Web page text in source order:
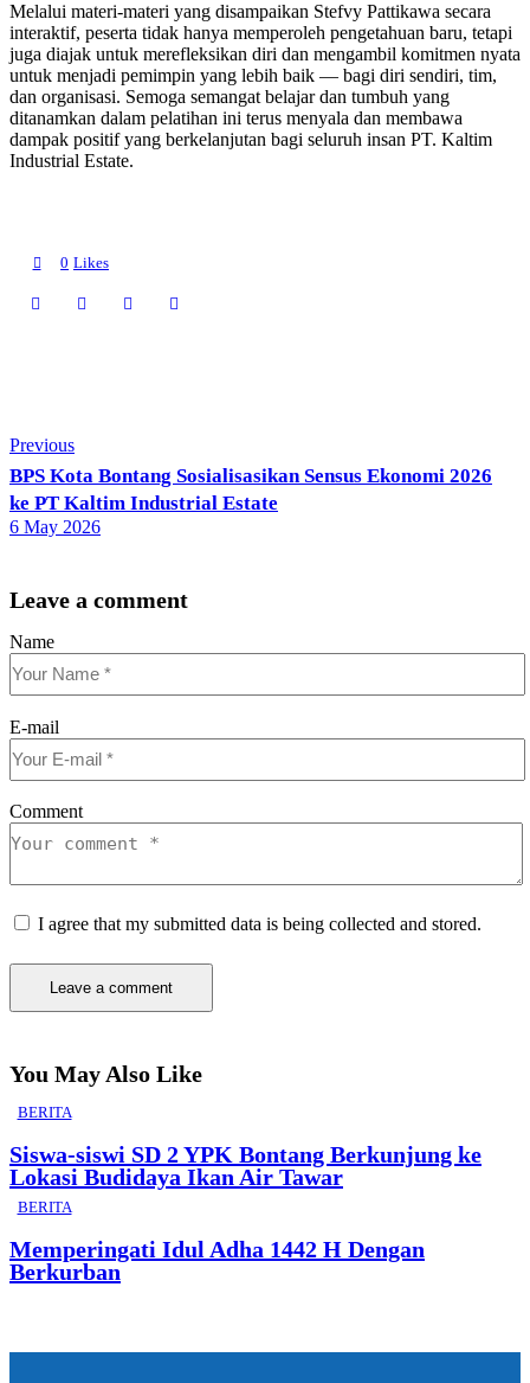
Melalui materi-materi yang disampaikan Stefvy Pattikawa secara
interaktif, peserta tidak hanya memperoleh pengetahuan baru, tetapi
juga diajak untuk merefleksikan diri dan mengambil komitmen nyata
untuk menjadi pemimpin yang lebih baik — bagi diri sendiri, tim,
dan organisasi. Semoga semangat belajar dan tumbuh yang
ditanamkan dalam pelatihan ini terus menyala dan membawa
dampak positif yang berkelanjutan bagi seluruh insan PT. Kaltim
Industrial Estate.
0 Likes
Previous
BPS Kota Bontang Sosialisasikan Sensus Ekonomi 2026
ke PT Kaltim Industrial Estate
6 May 2026
Leave a comment
Name
E-mail
Comment
I agree that my submitted data is being collected and stored.
You May Also Like
BERITA
Siswa-siswi SD 2 YPK Bontang Berkunjung ke
Lokasi Budidaya Ikan Air Tawar
BERITA
Memperingati Idul Adha 1442 H Dengan
Berkurban